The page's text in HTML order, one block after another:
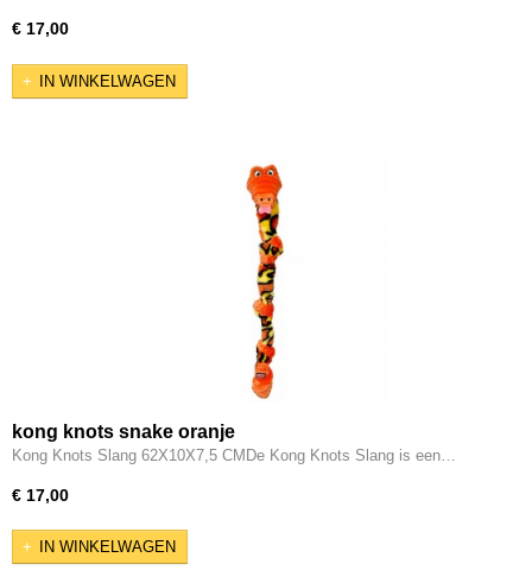
€ 17,00
IN WINKELWAGEN
kong knots snake oranje
Kong Knots Slang 62X10X7,5 CMDe Kong Knots Slang is een…
€ 17,00
IN WINKELWAGEN